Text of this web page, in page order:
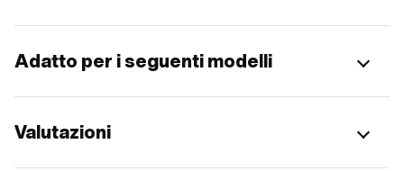
Adatto per i seguenti modelli
Valutazioni